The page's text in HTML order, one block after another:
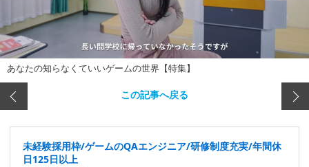
あなたの知らなくていいゲームの世界【特集】
この記事へ戻る
未経験採用枠/ゲームのQAエンジニア/研修制度充実/年間休
日125日以上